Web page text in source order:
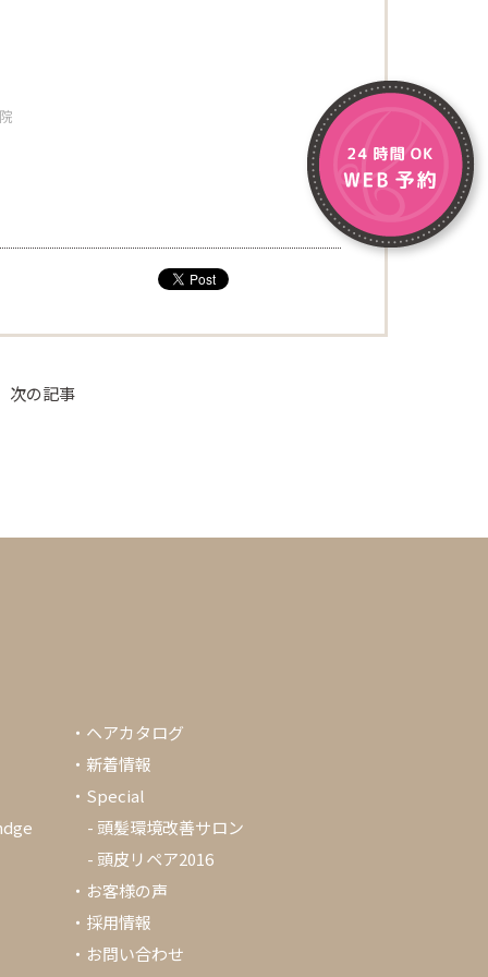
次の記事
・ ヘアカタログ
・ 新着情報
・Special
- 頭髪環境改善サロン
- 頭皮リペア2016
・ お客様の声
・ 採用情報
・ お問い合わせ